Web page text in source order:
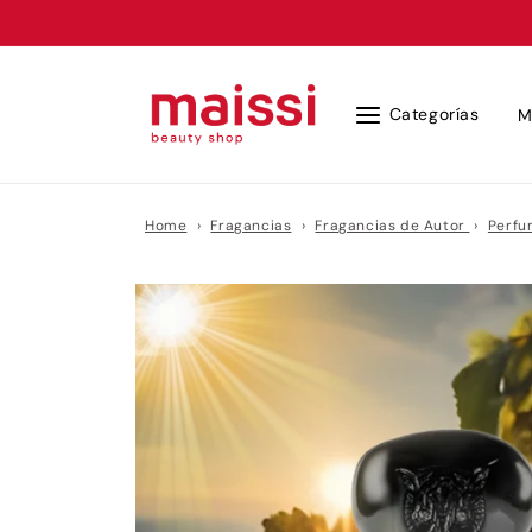
al contenido
Categorías
Home › Fragancias › Fragancias de Autor ›
directamente
información
del producto